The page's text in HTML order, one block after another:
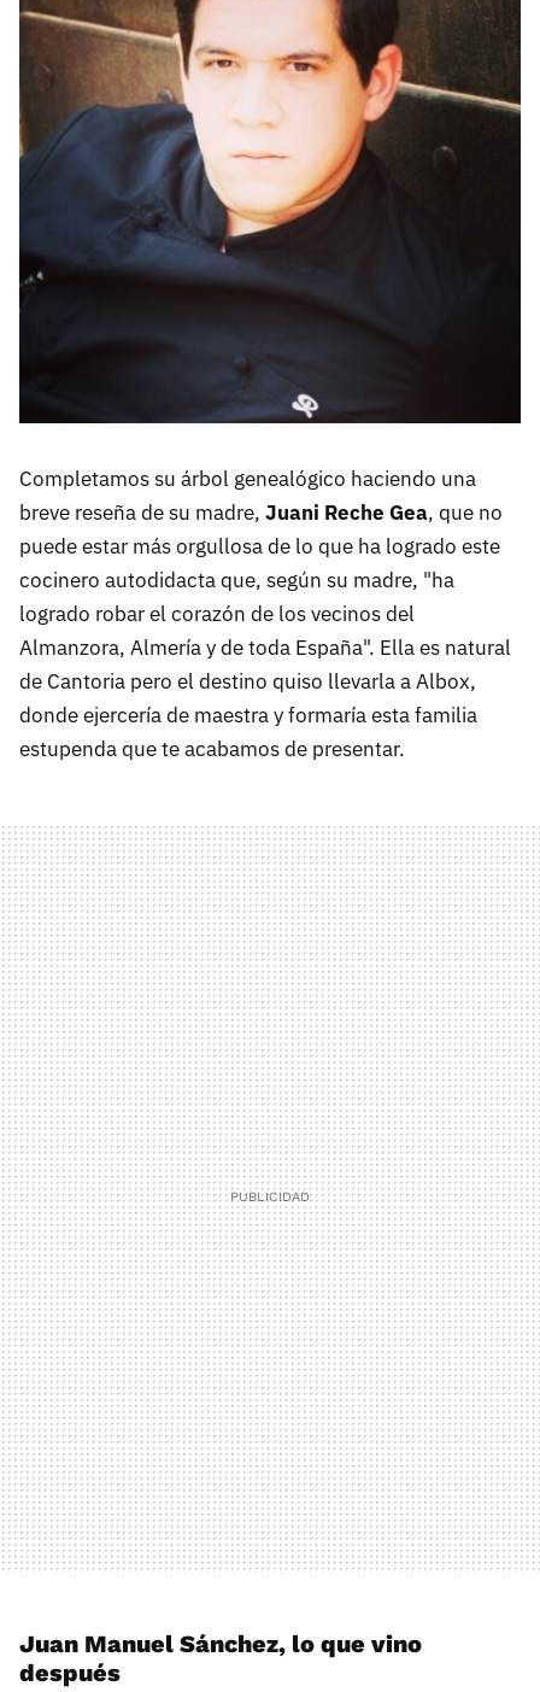
Completamos su árbol genealógico haciendo una
breve reseña de su madre, Juani Reche Gea, que no
puede estar más orgullosa de lo que ha logrado este
cocinero autodidacta que, según su madre, "ha
logrado robar el corazón de los vecinos del
Almanzora, Almería y de toda España". Ella es natural
de Cantoria pero el destino quiso llevarla a Albox,
donde ejercería de maestra y formaría esta familia
estupenda que te acabamos de presentar.
Juan Manuel Sánchez, lo que vino
después